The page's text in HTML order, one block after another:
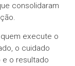
consolidaram
execute o
o cuidado
o resultado